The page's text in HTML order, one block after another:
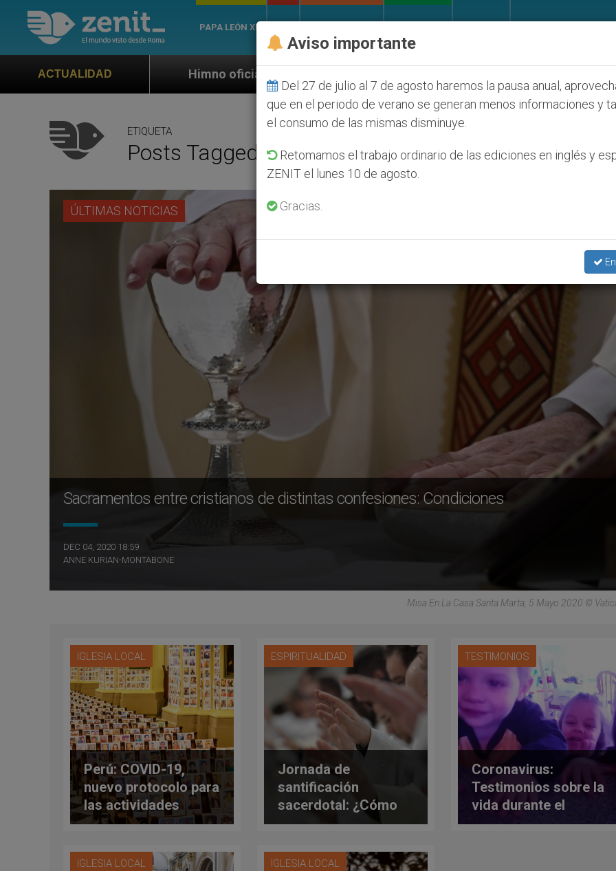
PAPA LEÓN XIV
ACTUALIDAD
Himno oficial de la Jornada Mundial de la Juventud Seúl 2027
ETIQUETA
Posts Tagged ‘sacramentos’
ÚLTIMAS NOTICIAS
Sacramentos entre cristianos de distintas confesiones: Condiciones
DEC 04, 2020 18:59
ANNE KURIAN-MONTABONE
Misa En La Casa Santa Marta, 5 Mayo 2020 ©
IGLESIA LOCAL
Perú: COVID-19,
nuevo protocolo para
las actividades
religiosas
ESPIRITUALIDAD
Jornada de
santificación
sacerdotal: ¿Cómo
rezar por los
TESTIMONIOS
Coronavirus:
Testimonios sobre la
vida durante el
confinamiento
IGLESIA LOCAL IGLESIA LOCAL
Aviso importante
Del 27 de julio al 7 de agosto haremos la pausa anual,
que en el periodo de verano se generan menos informaciones y
el consumo de las mismas disminuye.
Retomamos el trabajo ordinario de las ediciones en inglés y
ZENIT el lunes 10 de agosto.
Gracias.